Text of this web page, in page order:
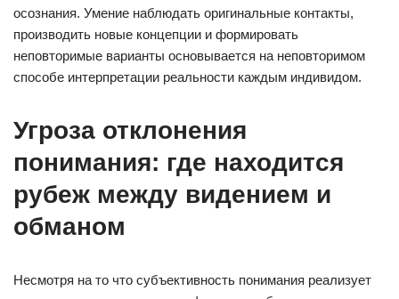
осознания. Умение наблюдать оригинальные контакты,
производить новые концепции и формировать
неповторимые варианты основывается на неповторимом
способе интерпретации реальности каждым индивидом.
Угроза отклонения
понимания: где находится
рубеж между видением и
обманом
Несмотря на то что субъективность понимания реализует